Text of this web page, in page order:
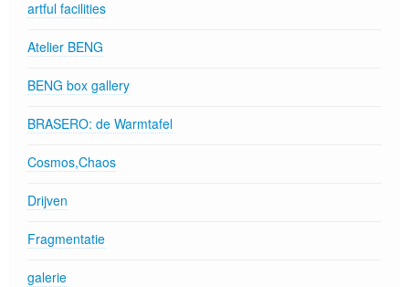
artful facilities
Atelier BENG
BENG box gallery
BRASERO: de Warmtafel
Cosmos,Chaos
Drijven
Fragmentatie
galerie